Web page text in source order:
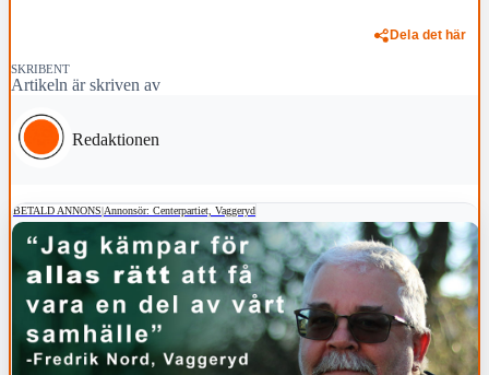
Dela det här
SKRIBENT
Artikeln är skriven av
Redaktionen
BETALD ANNONS|Annonsör: Centerpartiet, Vaggeryd